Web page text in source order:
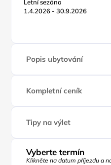
Letní sezóna
1.4.2026 - 30.9.2026
Popis ubytování
Kompletní ceník
Tipy na výlet
Vyberte termín
Klikněte na datum příjezdu a